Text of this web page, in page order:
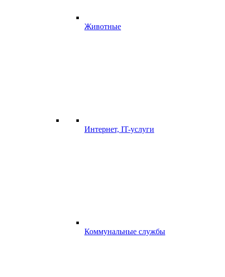
Животные
Интернет, IT-услуги
Коммунальные службы